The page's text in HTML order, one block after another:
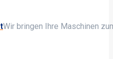
Wir bringen Ihre Maschinen